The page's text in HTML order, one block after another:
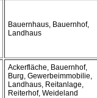
Bauernhaus, Bauernhof,
Landhaus
Ackerfläche, Bauernhof,
Burg, Gewerbeimmobilie,
Landhaus, Reitanlage,
Reiterhof, Weideland